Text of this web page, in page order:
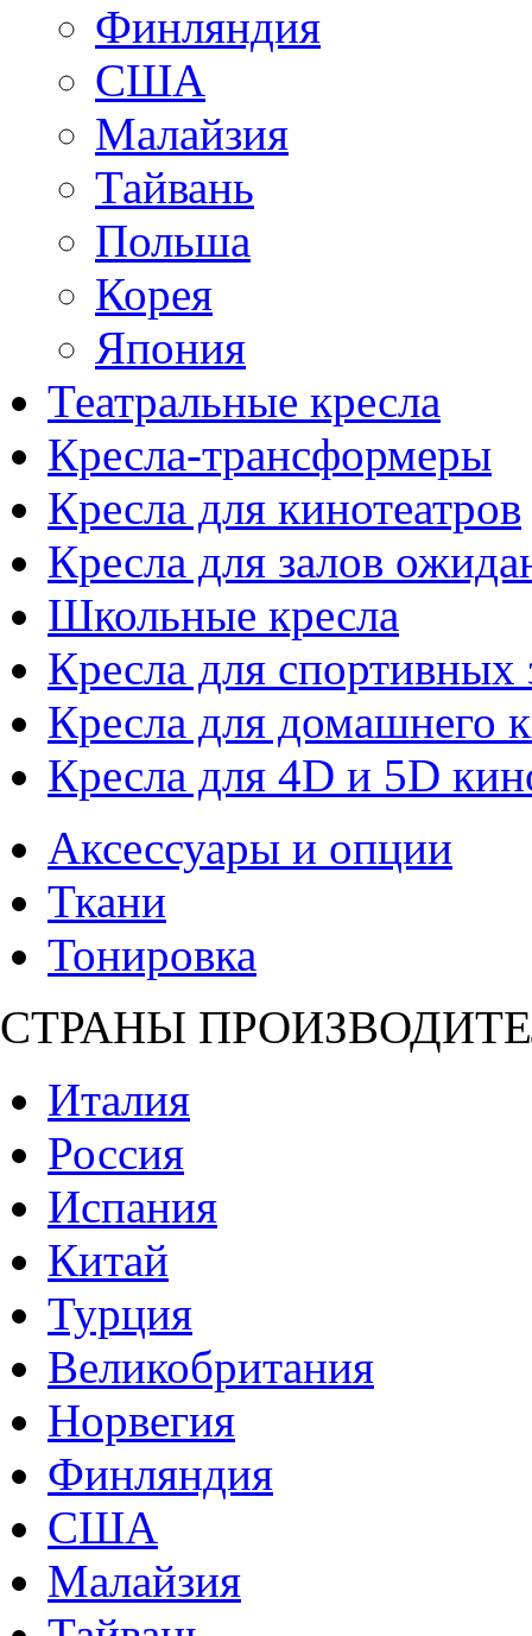
Финляндия
США
Малайзия
Тайвань
Польша
Корея
Япония
Театральные кресла
Кресла-трансформеры
Кресла для кинотеатров
Кресла для залов
Школьные кресла
Кресла для спортивных
Кресла для домашнего
Кресла для 4D и 5D
Аксессуары и опции
Ткани
Тонировка
СТРАНЫ
Италия
Россия
Испания
Китай
Турция
Великобритания
Норвегия
Финляндия
США
Малайзия